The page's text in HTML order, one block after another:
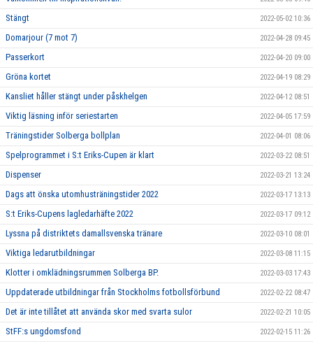
Stängt 2022-05-02 10:36
Domarjour (7 mot 7) 2022-04-28 09:45
Passerkort 2022-04-20 09:00
Gröna kortet 2022-04-19 08:29
Kansliet håller stängt under påskhelgen 2022-04-12 08:51
Viktig läsning inför seriestarten 2022-04-05 17:59
Träningstider Solberga bollplan 2022-04-01 08:06
Spelprogrammet i S:t Eriks-Cupen är klart 2022-03-22 08:51
Dispenser 2022-03-21 13:24
Dags att önska utomhusträningstider 2022 2022-03-17 13:13
S:t Eriks-Cupens lagledarhäfte 2022 2022-03-17 09:12
Lyssna på distriktets damallsvenska tränare 2022-03-10 08:01
Viktiga ledarutbildningar 2022-03-08 11:15
Klotter i omklädningsrummen Solberga BP. 2022-03-03 17:43
Uppdaterade utbildningar från Stockholms fotbollsförbund 2022-02-22 08:47
Det är inte tillåtet att använda skor med svarta sulor 2022-02-21 10:05
StFF:s ungdomsfond 2022-02-15 11:26